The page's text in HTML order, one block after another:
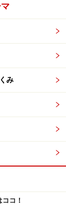
されてきまし
アルタイム為
の為替変動リ
ただける為替
した。
人を介するこ
した！
ご確認くださ
み
コ！